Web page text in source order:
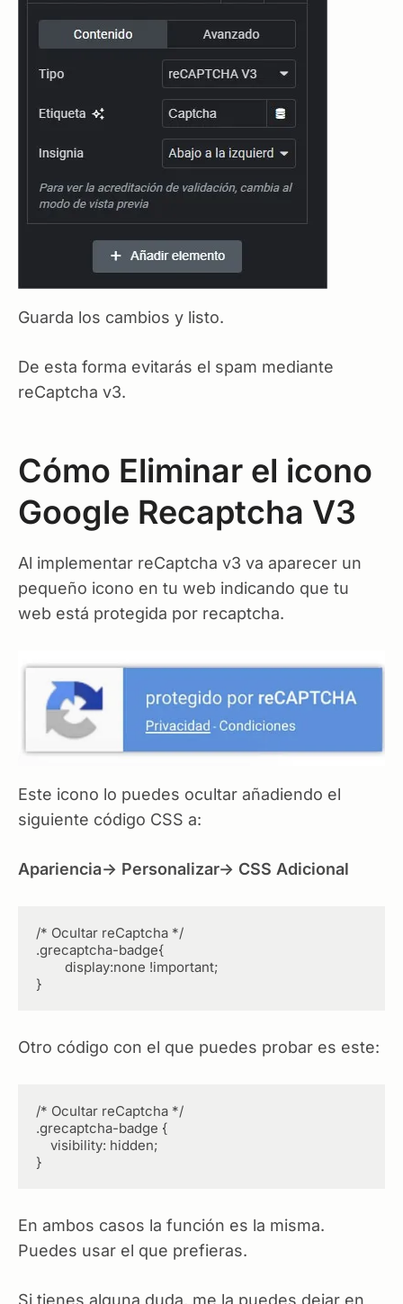
Guarda los cambios y listo.
De esta forma evitarás el spam mediante
reCaptcha v3.
Cómo Eliminar el icono
Google Recaptcha V3
Al implementar reCaptcha v3 va aparecer un
pequeño icono en tu web indicando que tu
web está protegida por recaptcha.
Este icono lo puedes ocultar añadiendo el
siguiente código CSS a:
Apariencia-> Personalizar-> CSS Adicional
/* Ocultar reCaptcha */
.grecaptcha-badge{
}
Otro código con el que puedes probar es este:
/* Ocultar reCaptcha */
.grecaptcha-badge {
}
En ambos casos la función es la misma.
Puedes usar el que prefieras.
Si tienes alguna duda, me la puedes dejar en